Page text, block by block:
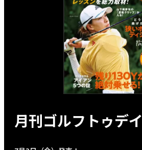
月刊ゴルフトゥデイ